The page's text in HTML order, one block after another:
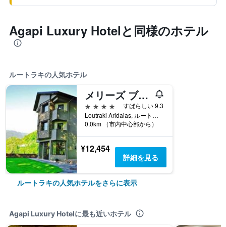
Agapi Luxury Hotelと同様のホテル
ルートラキの人気ホテル
メリーズ ブティック ホテル
4つ星
すばらしい 9.3
Loutraki Aridaias, ルートラキ, ギリシャ
0.0km （市内中心部から）
¥12,454
詳細を見る
ルートラキの人気ホテルをさらに表示
Agapi Luxury Hotelに最も近いホテル